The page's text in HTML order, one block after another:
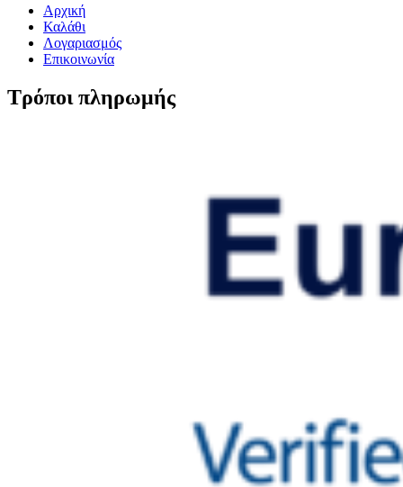
Αρχική
Καλάθι
Λογαριασμός
Επικοινωνία
Τρόποι πληρωμής